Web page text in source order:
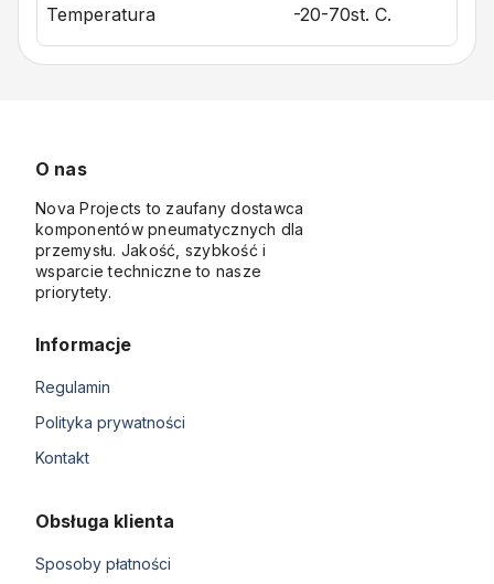
Temperatura
-20-70st. C.
O nas
Nova Projects to zaufany dostawca
komponentów pneumatycznych dla
przemysłu. Jakość, szybkość i
wsparcie techniczne to nasze
priorytety.
Informacje
Regulamin
Polityka prywatności
Kontakt
Obsługa klienta
Sposoby płatności